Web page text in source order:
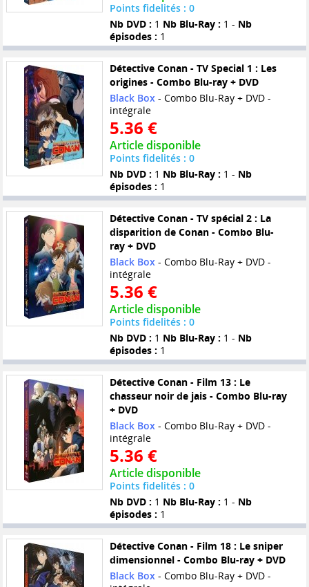
Points fidelités : 0
Nb DVD : 1 Nb Blu-Ray : 1 - Nb
épisodes : 1
Détective Conan - TV Special 1 : Les
origines - Combo Blu-ray + DVD
Black Box- Combo Blu-Ray + DVD -
intégrale
5.36 €
Article disponible
Points fidelités : 0
Nb DVD : 1 Nb Blu-Ray : 1 - Nb
épisodes : 1
Détective Conan - TV spécial 2 : La
disparition de Conan - Combo Blu-
ray + DVD
Black Box - Combo Blu-Ray + DVD -
intégrale
5.36 €
Article disponible
Points fidelités : 0
Nb DVD : 1 Nb Blu-Ray : 1 - Nb
épisodes : 1
Détective Conan - Film 13 : Le
chasseur noir de jais - Combo Blu-ray
+ DVD
Black Box - Combo Blu-Ray + DVD -
intégrale
5.36 €
Article disponible
Points fidelités : 0
Nb DVD : 1 Nb Blu-Ray : 1 - Nb
épisodes : 1
Détective Conan - Film 18 : Le sniper
dimensionnel - Combo Blu-ray + DVD
Black Box - Combo Blu-Ray + DVD -